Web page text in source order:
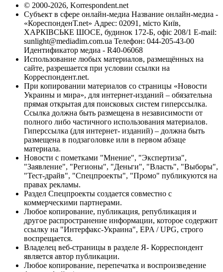
© 2000-2026, Korrespondent.net
Субъект в сфере онлайн-медиа Название онлайн-медиа -
«КореспонденТ.net» Адрес: 02091, місто Київ,
ХАРКІВСЬКЕ ШОСЕ, будинок 172-Б, офіс 208/1 E-mail:
sunlight@mediadim.com.ua Телефон: 044-205-43-00
Идентификатор медиа - R40-06068
Использование любых материалов, размещённых на
сайте, разрешается при условии ссылки на
Корреспондент.net.
При копировании материалов со страницы «Новости
Украины и мира», для интернет-изданий – обязательна
прямая открытая для поисковых систем гиперссылка.
Ссылка должна быть размещена в независимости от
полного либо частичного использования материалов.
Гиперссылка (для интернет- изданий) – должна быть
размещена в подзаголовке или в первом абзаце
материала.
Новости с пометками "Мнение", "Экспертиза",
"Заявление", "Регионы", "Деньги", "Власть", "Выборы",
"Тест-драйв", "Спецпроекты", "Промо" публикуются на
правах рекламы.
Раздел Спецпроекты создается совместно с
коммерческими партнерами.
Любое копирование, публикация, републикация и
другое распространение информации, которое содержит
ссылку на "Интерфакс-Украина", EPA / UPG, строго
воспрещается.
Владелец веб-страницы в разделе Я- Корреспондент
является автор публикации.
Любое копирование, перепечатка и воспроизведение